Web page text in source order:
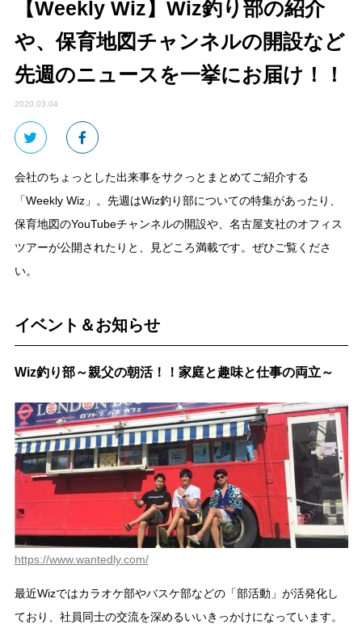
【Weekly Wiz】Wiz釣り部の紹介
や、保育地図チャンネルの開設など
先週のニュースを一挙にお届け！！
2020.03.04
会社のちょっとした出来事をサクっとまとめてご紹介する
「Weekly Wiz」。先週はWiz釣り部についての特集があったり、
保育地図のYouTubeチャンネルの開設や、名古屋支社のオフィス
ツアーが公開されたりと、見どころ満載です。ぜひご覧くださ
い。
イベント＆お知らせ
Wiz釣り部～親父の朝活！！家庭と趣味と仕事の両立～
https://www.wantedly.com/
最近Wizではカラオケ部やバスケ部などの「部活動」が活発化し
ており、社員同士の交流を深めるいいきっかけになっています。